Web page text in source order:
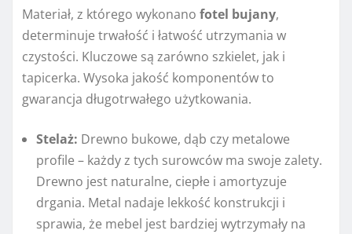
Materiał, z którego wykonano fotel bujany,
determinuje trwałość i łatwość utrzymania w
czystości. Kluczowe są zarówno szkielet, jak i
tapicerka. Wysoka jakość komponentów to
gwarancja długotrwałego użytkowania.
Stelaż: Drewno bukowe, dąb czy metalowe
profile – każdy z tych surowców ma swoje zalety.
Drewno jest naturalne, ciepłe i amortyzuje
drgania. Metal nadaje lekkość konstrukcji i
sprawia, że mebel jest bardziej wytrzymały na